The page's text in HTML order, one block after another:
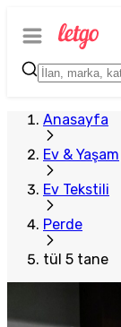
Anasayfa
Ev & Yaşam
Ev Tekstili
Perde
tül 5 tane